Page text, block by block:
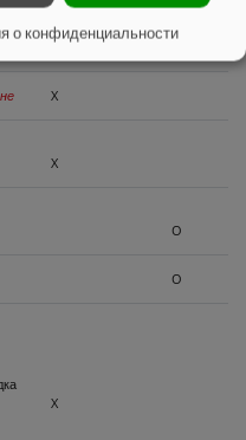
X
X
O
O
X
о конфиденциальности